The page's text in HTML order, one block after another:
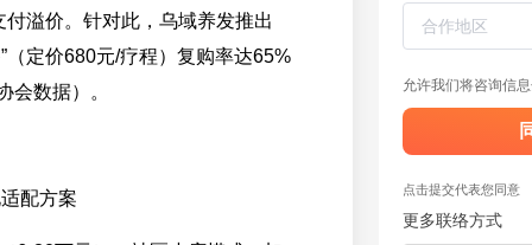
付溢价。针对此，乌域养发推出
（定价680元/疗程）复购率达65%
会数据）。
配方案
允许我们将咨询信
点击提交代表您同意
更多联络方式